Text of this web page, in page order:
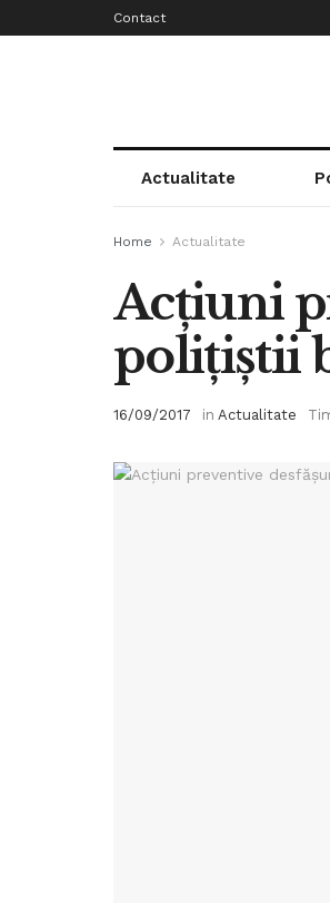
Contact
Actualitate
Home Actualitate
Acţiuni
poliţiştii
16/09/2017 in Actualitate